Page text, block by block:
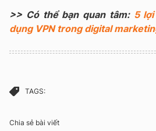
>> Có thể bạn quan tâm: 5
dụng VPN trong digital
TAGS:
Chia sẻ bài viết